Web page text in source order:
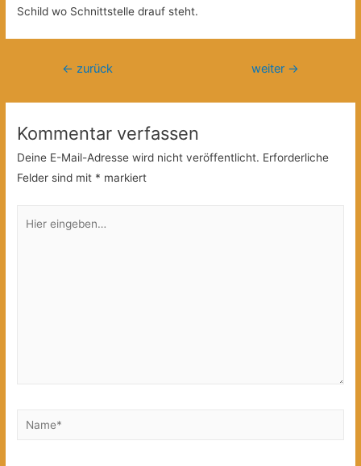
Schild wo Schnittstelle drauf steht.
Beitragsnavigation
← zurück weiter →
Kommentar verfassen
Deine E-Mail-Adresse wird nicht veröffentlicht. Erforderliche
Felder sind mit * markiert
eingeben…
Name*